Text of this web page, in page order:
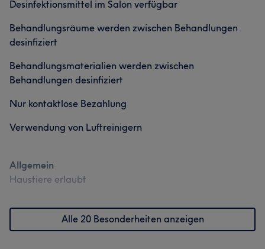
Desinfektionsmittel im Salon verfügbar
Behandlungsräume werden zwischen Behandlungen
desinfiziert
Behandlungsmaterialien werden zwischen
Behandlungen desinfiziert
Nur kontaktlose Bezahlung
Verwendung von Luftreinigern
Allgemein
Haustiere erlaubt
Alle 20 Besonderheiten anzeigen